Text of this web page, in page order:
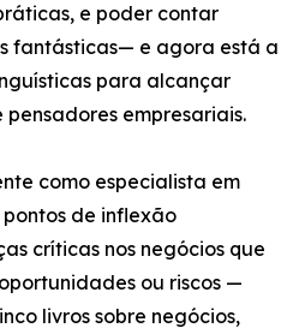
e poder contar
fantásticas— e agora está a
para alcançar
empresariais.
como especialista em
de inflexão
críticas nos negócios que
ou riscos —
livros sobre negócios,